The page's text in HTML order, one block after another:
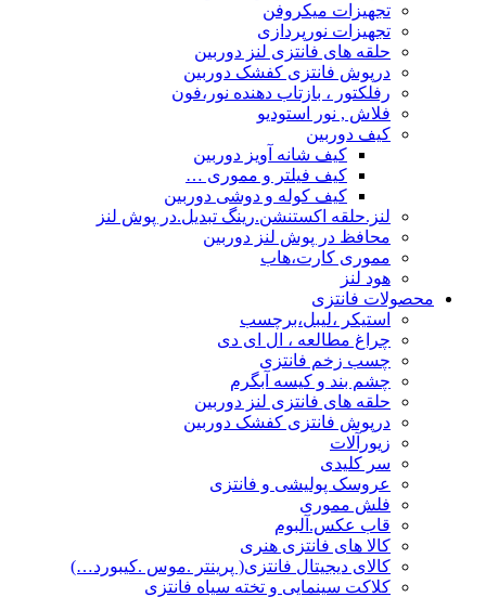
تجهیزات میکروفن
تجهیزات نورپردازی
حلقه های فانتزی لنز دوربین
درپوش فانتزی کفشک دوربین
رفلکتور ، بازتاب دهنده نور،فون
فلاش , نور استودیو
کیف دوربین
کیف شانه آویز دوربین
کیف فیلتر و مموری …
کیف کوله و دوشی دوربین
لنز.حلقه اکستنشن.رینگ تبدیل.در پوش لنز
محافظ در پوش لنز دوربین
مموری کارت،هاب
هود لنز
محصولات فانتزی
استیکر ،لیبل،برچسب
چراغ مطالعه ، ال ای دی
چسب زخم فانتزی
چشم بند و کیسه آبگرم
حلقه های فانتزی لنز دوربین
درپوش فانتزی کفشک دوربین
زیورآلات
سر کلیدی
عروسک پولیشی و فانتزی
فلش مموری
قاب عکس.آلبوم
کالا های فانتزی هنری
کالای دیجیتال فانتزی( پرینتر .موس .کیبورد…)
کلاکت سینمایی و تخته سیاه فانتزی